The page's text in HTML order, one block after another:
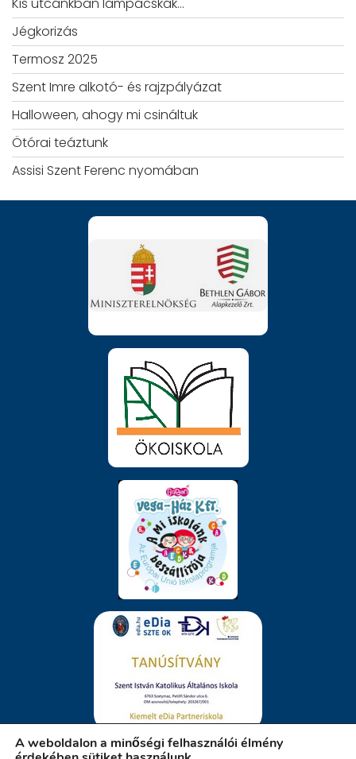
Jégkorizás
Termosz 2025
Szent Imre alkotó- és rajzpályázat
Halloween, ahogy mi csináltuk
Ötórai teáztunk
Assisi Szent Ferenc nyomában
A weboldalon a minőségi felhasználói élmény